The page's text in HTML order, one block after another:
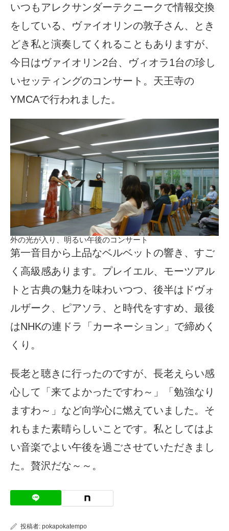
いつもアレクサンダーテクニークで情報交換
をしている、ヴァイオリンの敦子さん、とき
どき私と演奏してくれることもありますが、
今日はヴァイオリン2台、ヴィオラ1台の珍し
いセッティングのコンサート。天王寺の
YMCAで行われました。
外の光が入り、明るい午後のコンサート
第一音目から上品なベルベットの響き、すご
く高級感あります。プレイエル、モーツアル
トと古典の魅力を味わいつつ、後半はドヴォ
ルザーク、ピアソラ、と時代をすすめ、最後
はNHKの連ドラ「カーネーション」で締めく
くり。
長老と聴きに行ったのですが、長老えらい感
心して「来てよかったですわ～」「勉強なり
ますわ～」など向学心に燃えていました。そ
れもまた素晴らしいことです。私としてはよ
い音楽でよい午後を過ごさせていただきまし
た。贅沢だな～～。
投稿者: pokapokatempo